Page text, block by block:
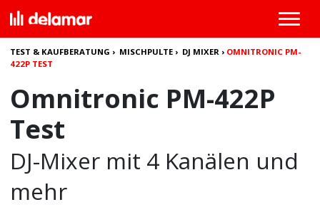
TEST & KAUFBERATUNG › MISCHPULTE › DJ MIXER › OMNITRONIC PM-
422P TEST
Omnitronic PM-422P
Test
DJ-Mixer mit 4 Kanälen und
mehr